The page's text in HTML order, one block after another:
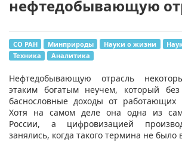
нефтедобывающую
СО РАН Минприроды Науки о жизни
Техника
Аналитика
​Нефтедобывающую отрасль
этаким богатым неучем, который без
баснословные доходы от работающих
Хотя на самом деле она одна из
России, а цифровизацией
занялись, когда такого термина не было